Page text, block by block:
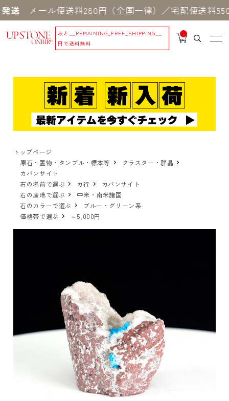
メール便送料280円（全国一律）／宅配便送料550
あと
__REMAINING_FREE_SHIPPING__
円で送料無料
__
IT
_
トップページ
原石・置物・タンブル・標本等
クラスター・群晶
カバンサイト
石の名前で選ぶ
カ行
カバンサイト
石の産地で選ぶ
中米・南米諸国
石のカラーで選ぶ
ブルー・グリーン系
価格帯で選ぶ
～5,000円